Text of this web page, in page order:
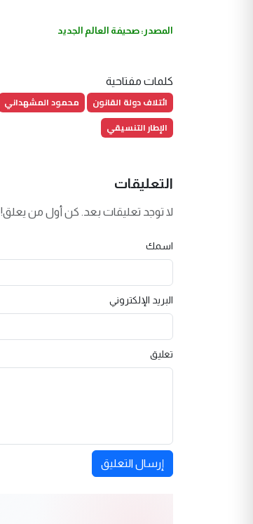
المصدر: صحيفة العالم الجديد
كلمات مفتاحية
ائتلاف دولة القانون محمود المشهداني
الإطار التنسيقي
التعليقات
لا توجد تعليقات بعد. كن أول من يعلق!
اسمك
البريد الإلكتروني
تعليق
إرسال التعليق